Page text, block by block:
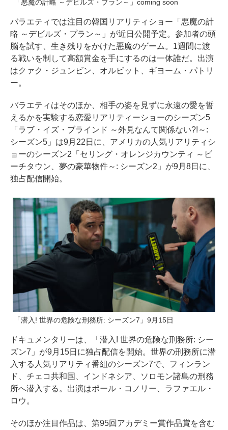
「悪魔の計略 ～デビルズ・プラン～」coming soon
バラエティでは注目の韓国リアリティショー「悪魔の計
略 ～デビルズ・プラン～」が近日公開予定。参加者の頭
脳を試す、生き残りをかけた悪魔のゲーム。1週間に渡
る戦いを制して高額賞金を手にするのは一体誰だ。出演
はクァク・ジュンビン、オルビット、ギヨーム・パトリ
ー。
バラエティはそのほか、相手の姿を見ずに永遠の愛を誓
えるかを実験する恋愛リアリティーショーのシーズン5
「ラブ・イズ・ブラインド ～外見なんて関係ない?!～:
シーズン5」は9月22日に、アメリカの人気リアリティシ
ョーのシーズン2「セリング・オレンジカウンティ ～ビ
ーチタウン、夢の豪華物件～: シーズン2」が9月8日に、
独占配信開始。
「潜入! 世界の危険な刑務所: シーズン7」9月15日
ドキュメンタリーは、「潜入! 世界の危険な刑務所: シー
ズン7」が9月15日に独占配信を開始。世界の刑務所に潜
入する人気リアリティ番組のシーズン7で、フィンラン
ド、チェコ共和国、インドネシア、ソロモン諸島の刑務
所へ潜入する。出演はポール・コノリー、ラファエル・
ロウ。
そのほか注目作品は、第95回アカデミー賞作品賞を含む